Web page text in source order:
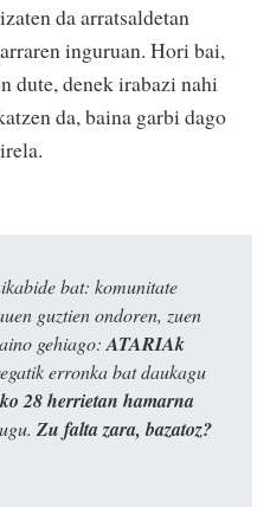
da arratsaldetan
inguruan. Hori bai,
dute, denek irabazi nahi
da, baina garbi dago
bat: komunitate
guztien ondoren, zuen
gehiago: ATARIAk
erronka bat daukagu
28 herrietan hamarna
Zu falta zara, bazatoz?